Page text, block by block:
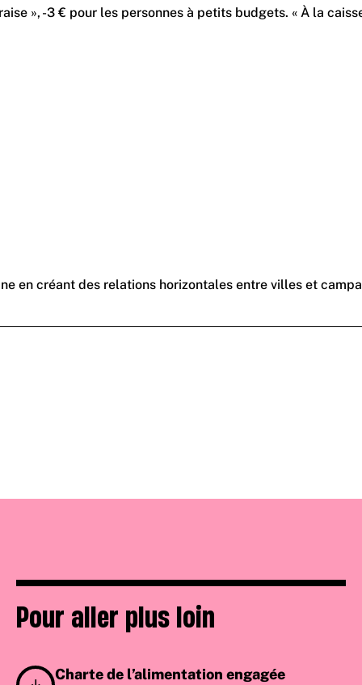
», -3 € pour les personnes à petits budgets. « À la
en créant des relations horizontales entre villes et
Pour aller plus loin
Charte de l’alimentation engagée